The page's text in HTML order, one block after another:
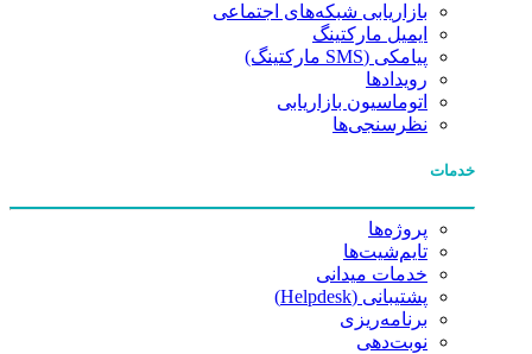
بازاریابی شبکه‌های اجتماعی
ایمیل مارکتینگ
پیامکی (SMS مارکتینگ)
رویدادها
اتوماسیون بازاریابی
نظرسنجی‌ها
خدمات
پروژه‌ها
تایم‌شیت‌ها
خدمات میدانی
پشتیبانی (Helpdesk)
برنامه‌ریزی
نوبت‌دهی